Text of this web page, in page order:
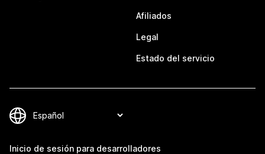
Afiliados
Legal
Estado del servicio
Inicio de sesión para desarrolladores